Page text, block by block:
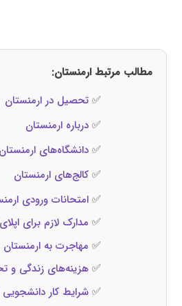
مطالب مرتبط ارمنستان:
✅تحصیل در ارمنستان
✅درباره ارمنستان
✅دانشگاه‌های ارمنستان
✅کالج‌های ارمنستان
✅امتحانات ورودی
✅ مدارک لازم برای
✅ مهاجرت به ارمنستان
✅هزینه‌های زندگی و
✅شرایط کار دانشجویی